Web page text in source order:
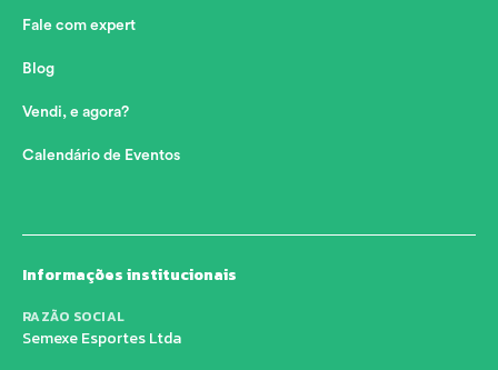
Fale com expert
Blog
Vendi, e agora?
Calendário de Eventos
Informações institucionais
RAZÃO SOCIAL
Semexe Esportes Ltda